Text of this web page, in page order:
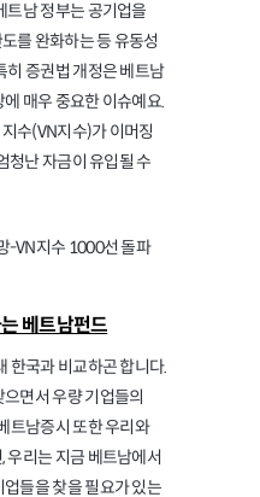
트남 정부는 공기업을
를 완화하는 등 유동성
히 증권법 개정은 베트남
매우 중요한 이슈예요.
수(VN지수)가 이머징
청난 자금이 유입될 수
베트남펀드
한국과 비교하곤 합니다.
면서 우량 기업들의
트남증시 또한 우리와
우리는 지금 베트남에서
들을 찾을 필요가 있는